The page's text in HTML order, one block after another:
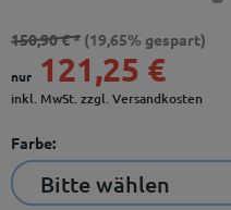
150,90 € * (19,65% gespart)
nur 121,25 €
inkl. MwSt.zzgl. Versandkosten
Farbe: